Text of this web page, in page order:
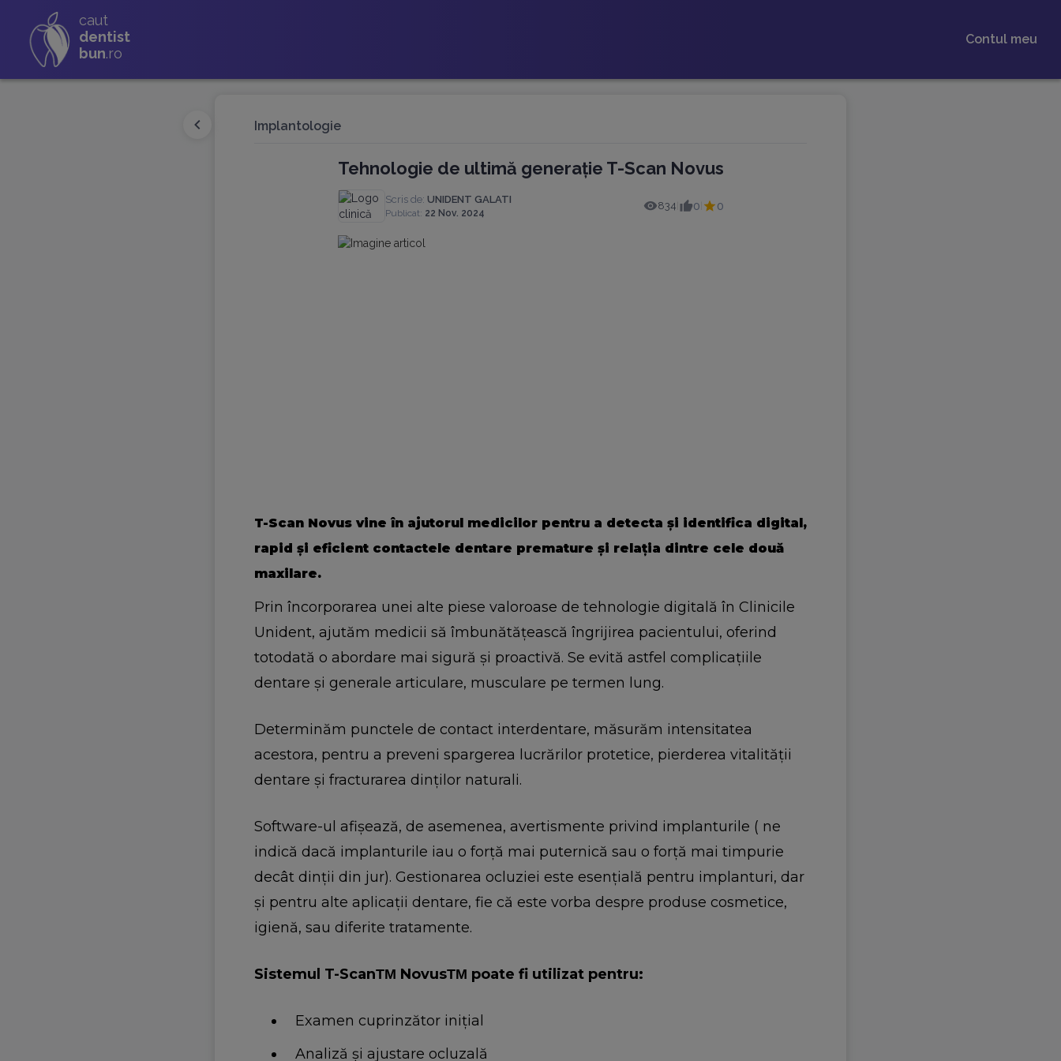
caut
dentist
bun.ro
Contul meu
Implantologie
Tehnologie de ultimă generație T-Scan Novus
Scris de: UNIDENT GALATI
Publicat: 22 Nov. 2024
834 0 0
T-Scan Novus vine în ajutorul medicilor pentru a detecta și identifica digital,
rapid și eficient contactele dentare premature și relația dintre cele două
maxilare.
Prin încorporarea unei alte piese valoroase de tehnologie digitală în Clinicile
Unident, ajutăm medicii să îmbunătățească îngrijirea pacientului, oferind
totodată o abordare mai sigură și proactivă. Se evită astfel complicațiile
dentare și generale articulare, musculare pe termen lung.
Determinăm punctele de contact interdentare, măsurăm intensitatea
acestora, pentru a preveni spargerea lucrărilor protetice, pierderea vitalității
dentare și fracturarea dinților naturali.
Software-ul afișează, de asemenea, avertismente privind implanturile ( ne
indică dacă implanturile iau o forță mai puternică sau o forță mai timpurie
decât dinții din jur). Gestionarea ocluziei este esențială pentru implanturi, dar
și pentru alte aplicații dentare, fie că este vorba despre produse cosmetice,
igienă, sau diferite tratamente.
Sistemul T-ScanΤΜ NovusΤΜ poate fi utilizat pentru:
Examen cuprinzător inițial
Analiză și ajustare ocluzală